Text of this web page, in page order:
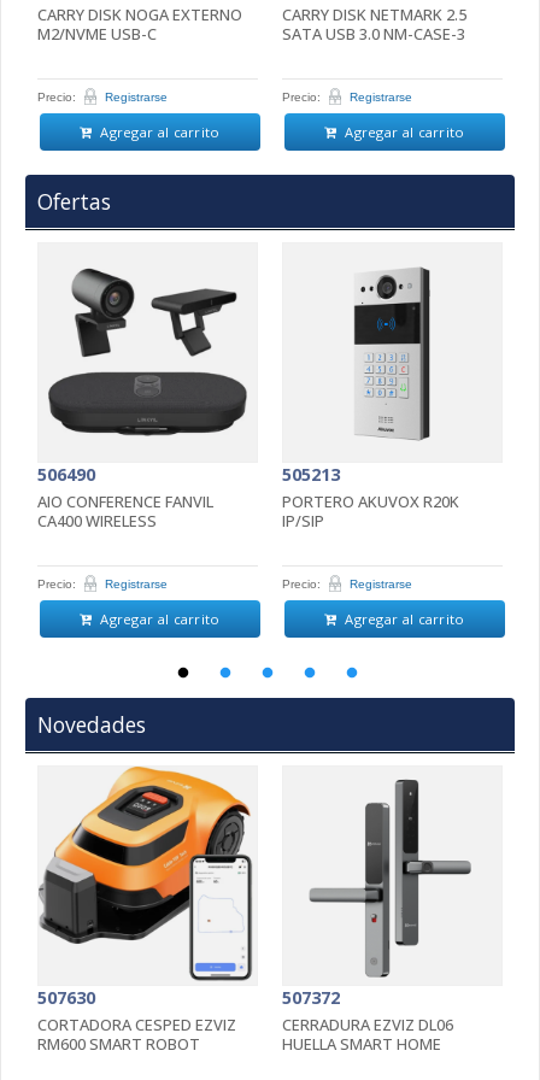
CARRY DISK NOGA EXTERNO
M2/NVME USB-C
Precio: Registrarse
Agregar al carrito
CARRY DISK NETMARK 2.5
SATA USB 3.0 NM-CASE-3
Precio: Registrarse
Agregar al carrito
Ofertas
506490
AIO CONFERENCE FANVIL
CA400 WIRELESS
Precio: Registrarse
Agregar al carrito
505213
PORTERO AKUVOX R20K
IP/SIP
Precio: Registrarse
Agregar al carrito
Novedades
507630
CORTADORA CESPED EZVIZ
RM600 SMART ROBOT
507372
CERRADURA EZVIZ DL06
HUELLA SMART HOME